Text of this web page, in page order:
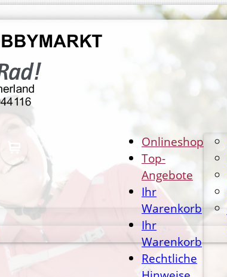
Onlineshop
Top-
Angebote
Ihr
Warenkorb
Ihr
Warenkorb
Rechtliche